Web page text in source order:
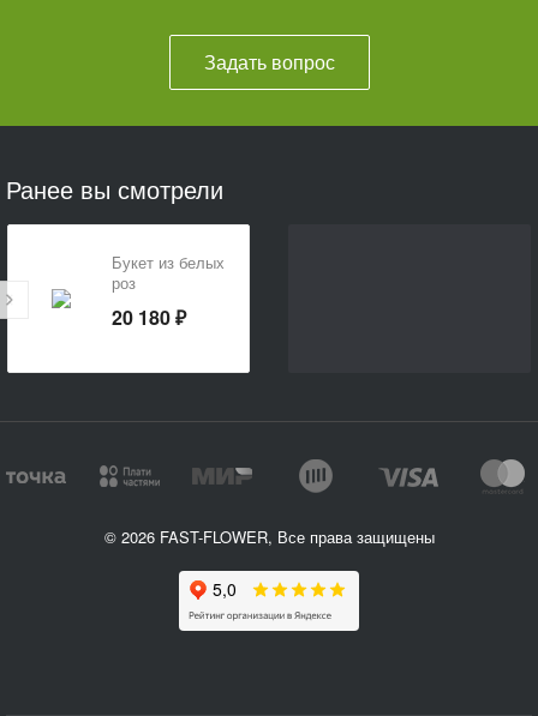
Задать вопрос
Ранее вы смотрели
Букет из белых
роз
20 180 ₽
© 2026 FAST-FLOWER, Все права защищены